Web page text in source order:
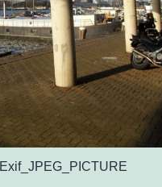
Exif_JPEG_PICTURE